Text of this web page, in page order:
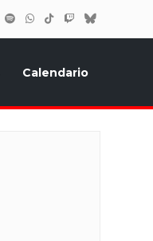
Calendario